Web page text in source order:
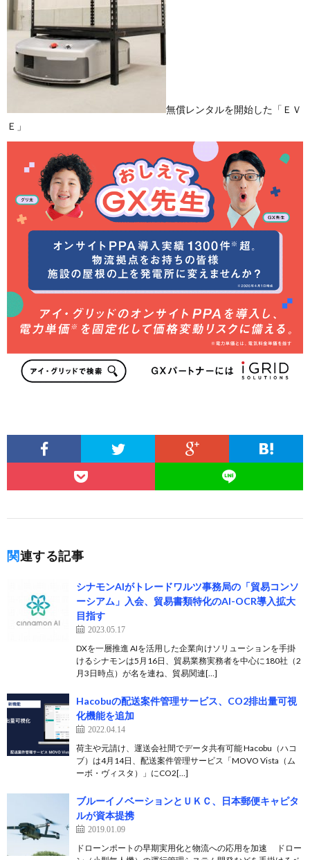
無償レンタルを開始した「ＥＶ
Ｅ」
関連する記事
シナモンAIがトレードワルツ事務局の「貿易コンソ
ーシアム」入会、貿易書類特化のAI-OCR導入拡大
目指す
2023.05.17
DXを一層推進 AIを活用した企業向けソリューションを手掛
けるシナモンは5月16日、貿易業務実務者を中心に180社（2
月3日時点）が名を連ね、貿易関連[…]
Hacobuの配送案件管理サービス、CO2排出量可視
化機能を追加
2022.04.14
荷主や元請け、運送会社間でデータ共有可能 Hacobu（ハコ
ブ）は4月14日、配送案件管理サービス「MOVO Vista（ム
ーボ・ヴィスタ）」にCO2[…]
ブルーイノベーションとＵＫＣ、日本郵便キャピタ
ルが資本提携
2019.01.09
ドローンポートの早期実用化と物流への応用を加速 ドロー